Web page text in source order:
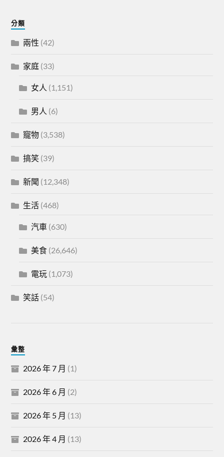
分類
兩性 (42)
家庭 (33)
女人 (1,151)
男人 (6)
寵物 (3,538)
搞笑 (39)
新聞 (12,348)
生活 (468)
汽車 (630)
美食 (26,646)
電玩 (1,073)
笑話 (54)
彙整
2026 年 7 月 (1)
2026 年 6 月 (2)
2026 年 5 月 (13)
2026 年 4 月 (13)